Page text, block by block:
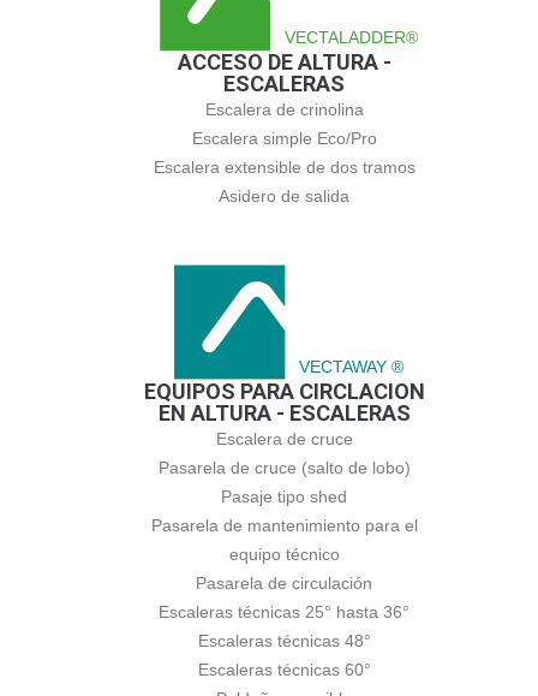
VECTALADDER®
ACCESO DE ALTURA -
ESCALERAS
Escalera de crinolina
Escalera simple Eco/Pro
Escalera extensible de dos tramos
Asidero de salida
VECTAWAY ®
EQUIPOS PARA CIRCLACION
EN ALTURA - ESCALERAS
Escalera de cruce
Pasarela de cruce (salto de lobo)
Pasaje tipo shed
Pasarela de mantenimiento para el
equipo técnico
Pasarela de circulación
Escaleras técnicas 25° hasta 36°
Escaleras técnicas 48°
Escaleras técnicas 60°